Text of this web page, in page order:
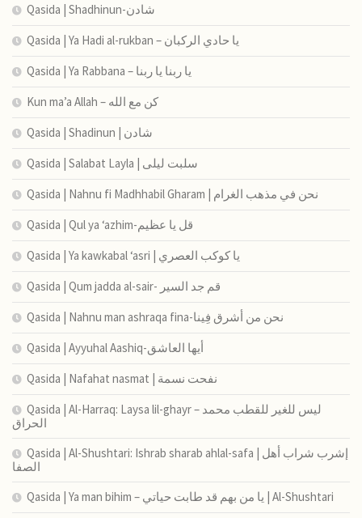
Qasida | Shadhinun-شادن
Qasida | Ya Hadi al-rukban – يا حادي الركبان
Qasida | Ya Rabbana – يا ربنا يا ربنا
Kun ma’a Allah – كن مع الله
Qasida | Shadinun | شادن
Qasida | Salabat Layla | سلبت ليلى
Qasida | Nahnu fi Madhhabil Gharam | نحن في مذهب الغرام
Qasida | Qul ya ‘azhim-قل يا عظيم
Qasida | Ya kawkabal ‘asri | يا كوكب العصري
Qasida | Qum jadda al-sair- قم جد السير
Qasida | Nahnu man ashraqa fina-نحن من أشرق فِينا
Qasida | Ayyuhal Aashiq-أيها العاشق
Qasida | Nafahat nasmat | نفحت نسمة
Qasida | Al-Harraq: Laysa lil-ghayr – ليس للغير للقطب محمد
الحراق
Qasida | Al-Shushtari: Ishrab sharab ahlal-safa | إشرب شراب أهل
الصفا
Qasida | Ya man bihim – يا من بهم قد طابت حياتي | Al-Shushtari